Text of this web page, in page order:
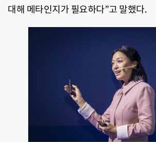
대해 메타인지가 필요하다”고 말했다.